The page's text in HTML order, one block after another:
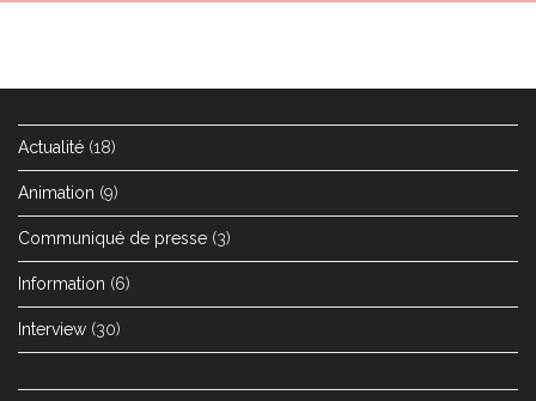
Actualité (18)
Animation (9)
Communiqué de presse (3)
Information (6)
Interview (30)